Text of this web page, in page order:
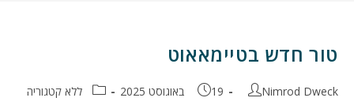
טור חדש בטיימאאוט
מחבר:
Nimrod Dweck פורסם:
19 באוגוסט 2025 קטגוריה:ללא קטגוריה